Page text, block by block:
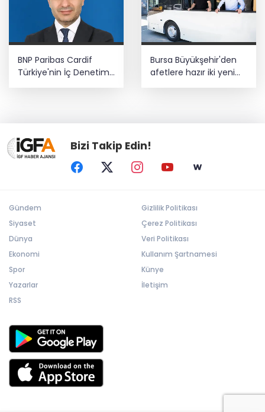
BNP Paribas Cardif
Türkiye'nin İç Denetim
Direktörü Mustafa
Bursa Büyükşehir'den
afetlere hazır iki yeni
mobil araç
Bizi Takip Edin!
Gündem
Siyaset
Dünya
Ekonomi
Spor
Yazarlar
RSS
Gizlilik Politikası
Çerez Politikası
Veri Politikası
Kullanım Şartnamesi
Künye
İletişim